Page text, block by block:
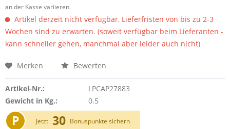
an der Kasse variieren.
Artikel derzeit nicht verfügbar, Lieferfristen von bis zu 2-3
Wochen sind zu erwarten. (soweit verfügbar beim Lieferanten -
kann schneller gehen, manchmal aber leider auch nicht)
Merken Bewerten
Artikel-Nr.:
LPCAP27883
Gewicht in Kg.:
0.5
P Jetzt 30 Bonuspunkte sichern